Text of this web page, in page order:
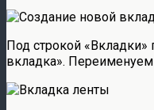
Под строкой «Вкладки»
вкладка». Переименуем